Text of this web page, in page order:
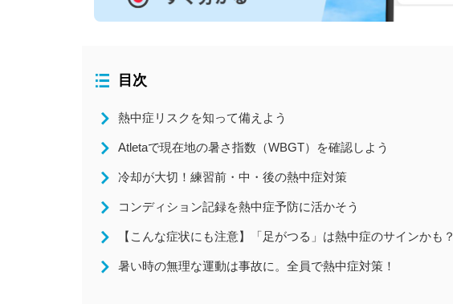
ニュース
目次
熱中症リスクを知って備えよう
Atletaで現在地の暑さ指数（WBGT）を確認しよう
冷却が大切！練習前・中・後の熱中症対策
コンディション記録を熱中症予防に活かそう
【こんな症状にも注意】「足がつる」は熱中症のサインかも？
暑い時の無理な運動は事故に。全員で熱中症対策！